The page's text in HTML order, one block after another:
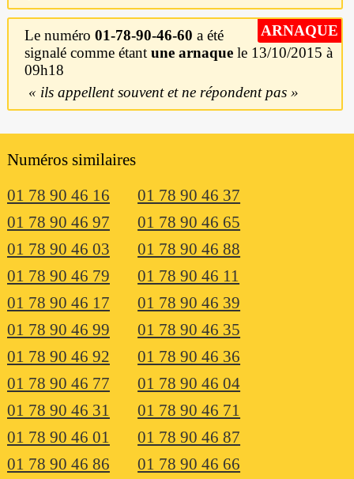
ARNAQUE
Le numéro 01-78-90-46-60 a été
signalé comme étant une arnaquele 13/10/2015 à
09h18
ils appellent souvent et ne répondent pas
Numéros similaires
01 78 90 46 16
01 78 90 46 37
01 78 90 46 97
01 78 90 46 65
01 78 90 46 03
01 78 90 46 88
01 78 90 46 79
01 78 90 46 11
01 78 90 46 17
01 78 90 46 39
01 78 90 46 99
01 78 90 46 35
01 78 90 46 92
01 78 90 46 36
01 78 90 46 77
01 78 90 46 04
01 78 90 46 31
01 78 90 46 71
01 78 90 46 01
01 78 90 46 87
01 78 90 46 86
01 78 90 46 66